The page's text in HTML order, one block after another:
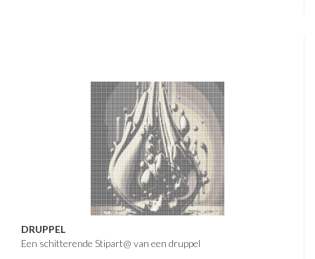
DRUPPEL
Een schitterende Stipart@ van een druppel